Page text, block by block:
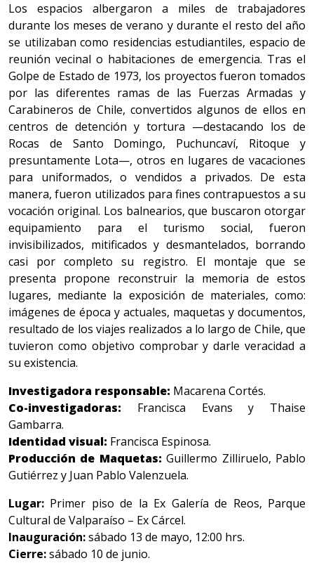
Los espacios albergaron a miles de trabajadores
durante los meses de verano y durante el resto del año
se utilizaban como residencias estudiantiles, espacio de
reunión vecinal o habitaciones de emergencia. Tras el
Golpe de Estado de 1973, los proyectos fueron tomados
por las diferentes ramas de las Fuerzas Armadas y
Carabineros de Chile, convertidos algunos de ellos en
centros de detención y tortura —destacando los de
Rocas de Santo Domingo, Puchuncaví, Ritoque y
presuntamente Lota—, otros en lugares de vacaciones
para uniformados, o vendidos a privados. De esta
manera, fueron utilizados para fines contrapuestos a su
vocación original. Los balnearios, que buscaron otorgar
equipamiento para el turismo social, fueron
invisibilizados, mitificados y desmantelados, borrando
casi por completo su registro. El montaje que se
presenta propone reconstruir la memoria de estos
lugares, mediante la exposición de materiales, como:
imágenes de época y actuales, maquetas y documentos,
resultado de los viajes realizados a lo largo de Chile, que
tuvieron como objetivo comprobar y darle veracidad a
su existencia.
Investigadora responsable: Macarena Cortés.
Co-investigadoras: Francisca Evans y Thaise
Gambarra.
Identidad visual: Francisca Espinosa.
Producción de Maquetas: Guillermo Zilliruelo, Pablo
Gutiérrez y Juan Pablo Valenzuela.
Lugar: Primer piso de la Ex Galería de Reos, Parque
Cultural de Valparaíso – Ex Cárcel.
Inauguración:sábado 13 de mayo, 12:00 hrs.
Cierre:sábado 10 de junio.